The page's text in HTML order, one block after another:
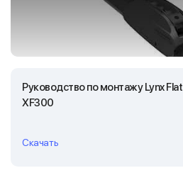
Руководство по монтажу Lynx Flat
XF300
Скачать